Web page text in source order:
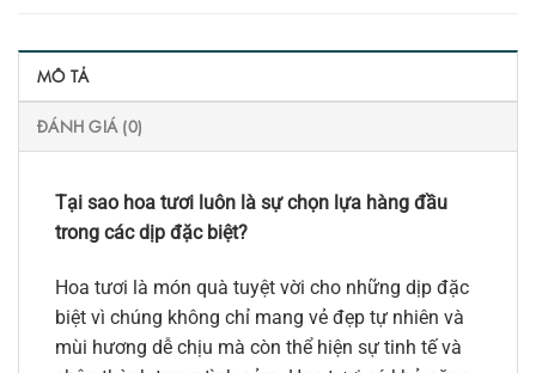
MÔ TẢ
ĐÁNH GIÁ (0)
Tại sao hoa tươi luôn là sự chọn lựa hàng đầu
trong các dịp đặc biệt?
Hoa tươi là món quà tuyệt vời cho những dịp đặc
biệt vì chúng không chỉ mang vẻ đẹp tự nhiên và
mùi hương dễ chịu mà còn thể hiện sự tinh tế và